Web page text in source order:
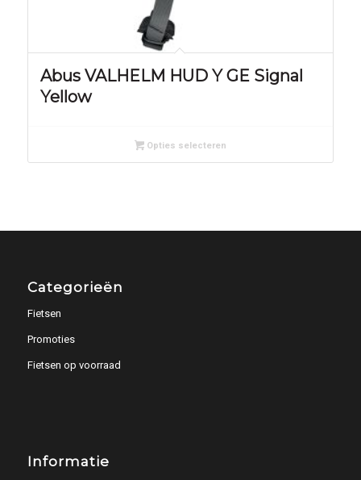
Abus VALHELM HUD Y GE Signal
Yellow
Opties selecteren
Categorieën
Fietsen
Promoties
Fietsen op voorraad
Informatie